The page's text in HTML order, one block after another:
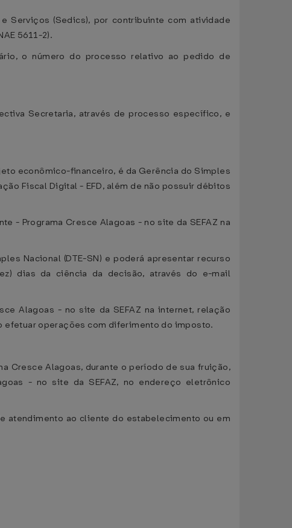
Serviços (Sedics), por contribuinte com atividade
5611-2).
o número do processo relativo ao pedido de
Secretaria, através de processo específico, e
econômico-financeiro, é da Gerência do Simples
Fiscal Digital - EFD, além de não possuir débitos
- Programa Cresce Alagoas - no site da SEFAZ na
Nacional (DTE-SN) e poderá apresentar recurso
dias da ciência da decisão, através do e-mail
Alagoas - no site da SEFAZ na internet, relação
efetuar operações com diferimento do imposto.
Cresce Alagoas, durante o período de sua fruição,
- no site da SEFAZ, no endereço eletrônico
atendimento ao cliente do estabelecimento ou em